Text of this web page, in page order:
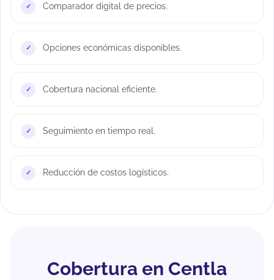
Comparador digital de precios.
Opciones económicas disponibles.
Cobertura nacional eficiente.
Seguimiento en tiempo real.
Reducción de costos logísticos.
Cobertura en Centla